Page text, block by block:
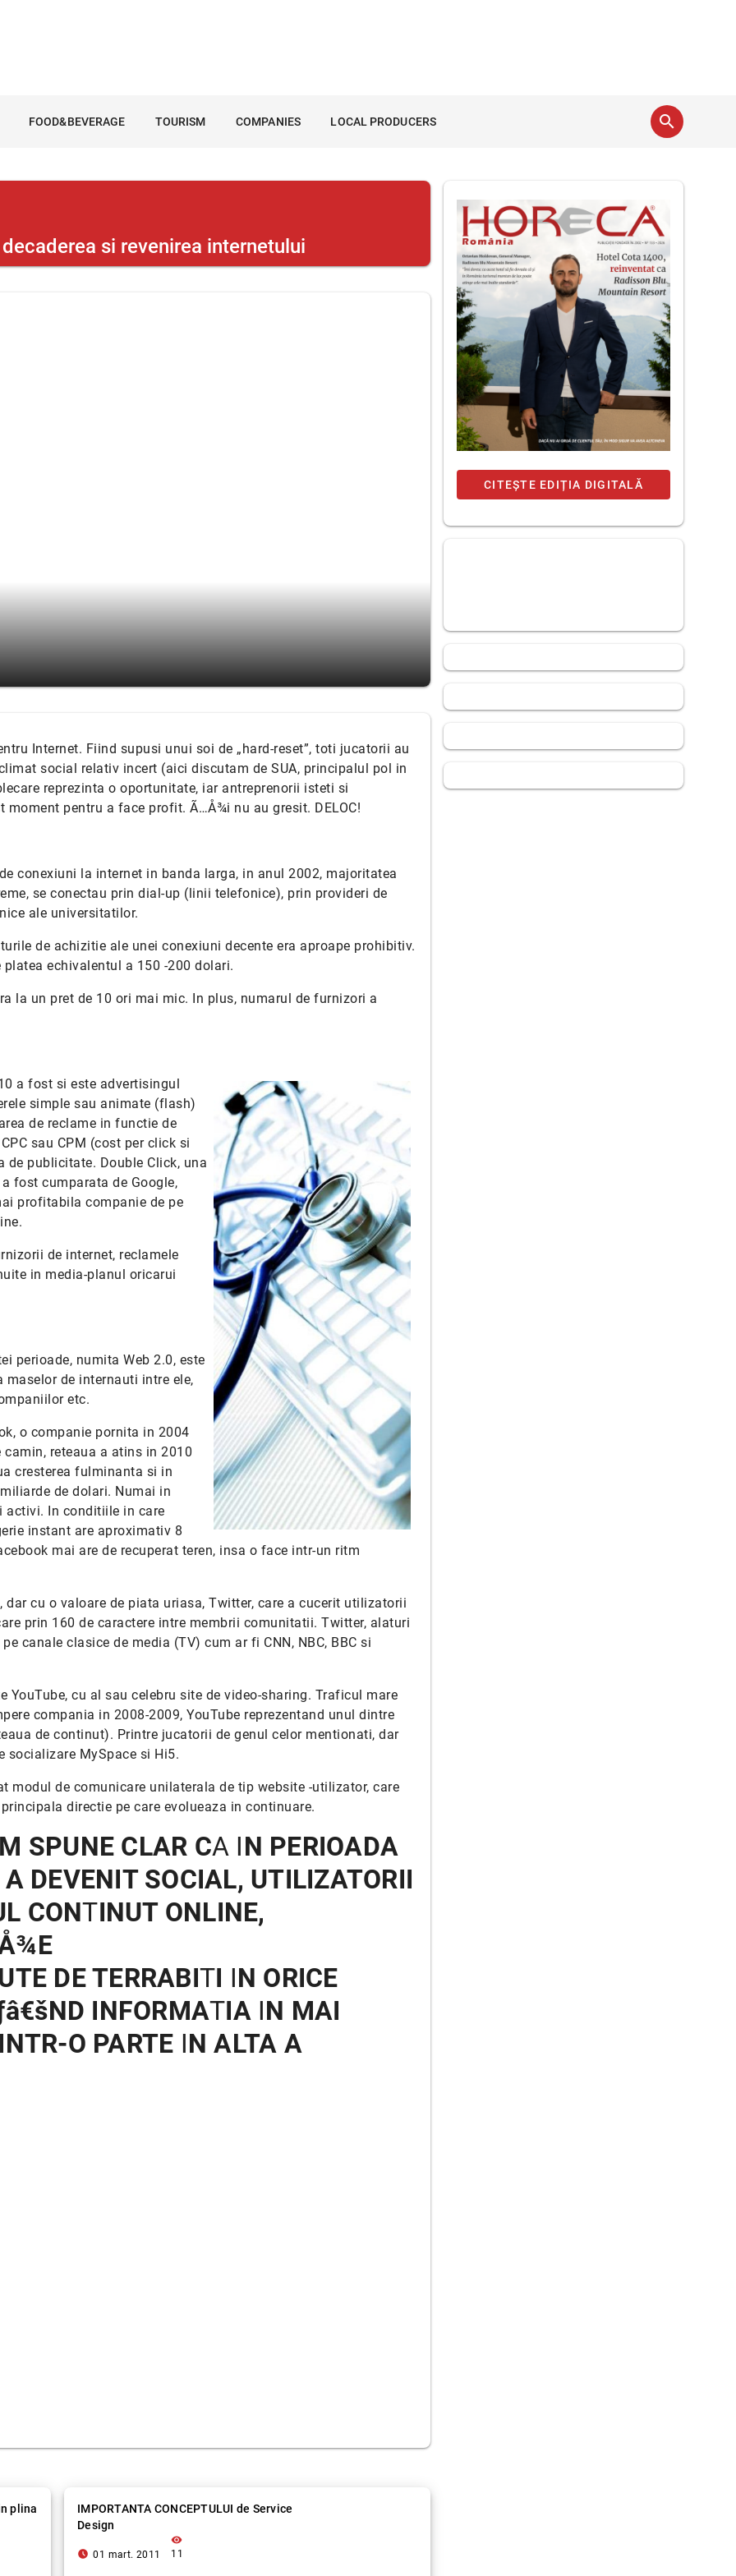
FOOD&BEVERAGE TOURISM COMPANIES LOCAL PRODUCERS search
decaderea si revenirea internetului
Internet. Fiind supusi unui soi de „hard-reset”, toti jucatorii au
social relativ incert (aici discutam de SUA, principalul pol in
reprezinta o oportunitate, iar antreprenorii isteti si
pentru a face profit. Ã…Å¾i nu au gresit. DELOC!
conexiuni la internet in banda larga, in anul 2002, majoritatea
se conectau prin dial-up (linii telefonice), prin provideri de
ale universitatilor.
de achizitie ale unei conexiuni decente era aproape prohibitiv.
echivalentul a 150 -200 dolari.
la un pret de 10 ori mai mic. In plus, numarul de furnizori a
a fost si este advertisingul
simple sau animate (flash)
de reclame in functie de
sau CPM (cost per click si
publicitate. Double Click, una
fost cumparata de Google,
profitabila companie de pe
de internet, reclamele
in media-planul oricarui
perioade, numita Web 2.0, este
maselor de internauti intre ele,
etc.
o companie pornita in 2004
reteaua a atins in 2010
cresterea fulminanta si in
de dolari. Numai in
activi. In conditiile in care
instant are aproximativ 8
mai are de recuperat teren, insa o face intr-un ritm
cu o valoare de piata uriasa, Twitter, care a cucerit utilizatorii
prin 160 de caractere intre membrii comunitatii. Twitter, alaturi
canale clasice de media (TV) cum ar fi CNN, NBC, BBC si
cu al sau celebru site de video-sharing. Traficul mare
compania in 2008-2009, YouTube reprezentand unul dintre
de continut). Printre jucatorii de genul celor mentionati, dar
socializare MySpace si Hi5.
modul de comunicare unilaterala de tip website -utilizator, care
directie pe care evolueaza in continuare.
SPUNE CLAR CA IN PERIOADA
DEVENIT SOCIAL, UTILIZATORII
CONTINUT ONLINE,
E
DE TERRABITI IN ORICE
INFORMATIA IN MAI
O PARTE IN ALTA A
plina
IMPORTANTA CONCEPTULUI de Service
Design
access_time_filled 01 mart. 2011
visibility
11
CITEȘTE EDIȚIA DIGITALĂ